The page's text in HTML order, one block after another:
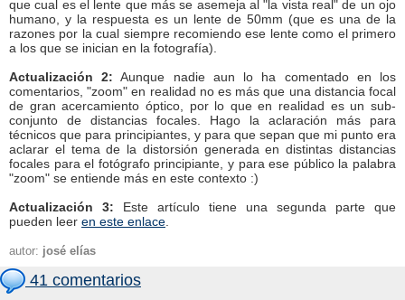
que cual es el lente que más se asemeja al "la vista real" de un ojo
humano, y la respuesta es un lente de 50mm (que es una de la
razones por la cual siempre recomiendo ese lente como el primero
a los que se inician en la fotografía).
Actualización 2: Aunque nadie aun lo ha comentado en los
comentarios, "zoom" en realidad no es más que una distancia focal
de gran acercamiento óptico, por lo que en realidad es un sub-
conjunto de distancias focales. Hago la aclaración más para
técnicos que para principiantes, y para que sepan que mi punto era
aclarar el tema de la distorsión generada en distintas distancias
focales para el fotógrafo principiante, y para ese público la palabra
"zoom" se entiende más en este contexto :)
Actualización 3: Este artículo tiene una segunda parte que
pueden leer en este enlace
autor: josé elías
41 comentarios